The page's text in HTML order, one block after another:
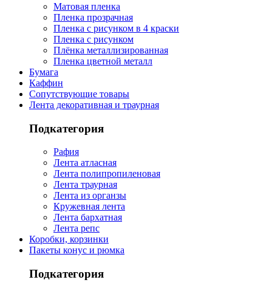
Матовая пленка
Пленка прозрачная
Пленка с рисунком в 4 краски
Пленка с рисунком
Плёнка металлизированная
Пленка цветной металл
Бумага
Каффин
Сопутствующие товары
Лента декоративная и траурная
Подкатегория
Рафия
Лента атласная
Лента полипропиленовая
Лента траурная
Лента из органзы
Кружевная лента
Лента бархатная
Лента репс
Коробки, корзинки
Пакеты конус и рюмка
Подкатегория